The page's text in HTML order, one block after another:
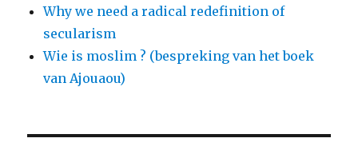
Why we need a radical redefinition of
secularism
Wie is moslim ? (bespreking van het boek
van Ajouaou)